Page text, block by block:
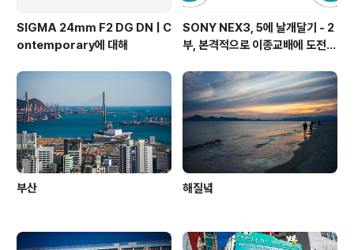
SIGMA 24mm F2 DG DN | C
ontemporary에 대해
SONY NEX3, 5에 날개달기 - 2
부, 본격적으로 이종교배에 도전하
부산 해질녘